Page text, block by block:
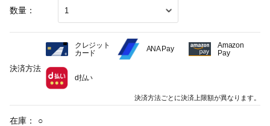
数量：
在庫： ○
決済方法
クレジット
カード
ANA Pay
Amazon
Pay
d払い
決済方法ごとに決済上限額が異なります。